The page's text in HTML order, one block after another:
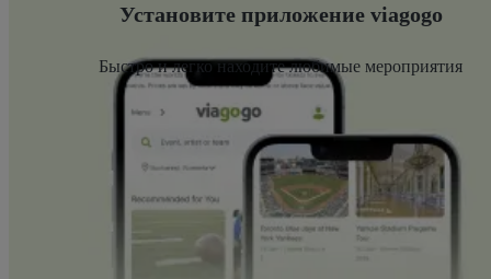
Установите приложение viagogo
Быстро и легко находите любимые мероприятия